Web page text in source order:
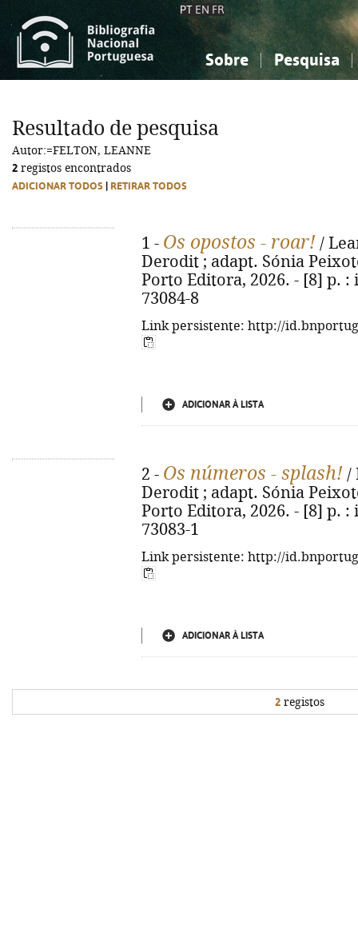
PT EN FR
Sobre Pesquisa
Ciências sociais...
Ciências sociais...
Resultado de pesquisa
Autor:=FELTON, LEANNE
2 registos encontrados
ADICIONAR TODOS RETIRAR TODOS
1 - Os opostos - roar! /
Derodit ; adapt. Sónia
Porto Editora, 2026. - [8] p. :
73084-8
Link persistente: http://
ADICIONAR À LISTA
2 - Os números - splash! /
Derodit ; adapt. Sónia
Porto Editora, 2026. - [8] p. :
73083-1
Link persistente: http://
ADICIONAR À LISTA
2 registos